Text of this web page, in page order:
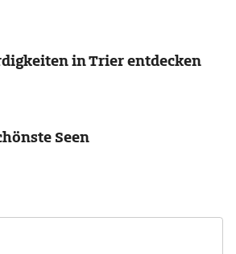
in Trier entdecken
Seen